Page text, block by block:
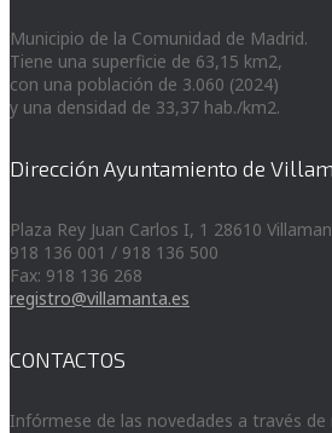
Municipio de la Comunidad de Madrid.
Tiene una superficie de 63,15 km2,
con una población de 3.060 (2024)
y una densidad de 33,37 hab./km2.
Dirección Ayuntamiento de
Plaza Rey Juan Carlos I, 1 28610
918 136 001 / 918 136 500
Fax: 918 136 268
registro@villamanta.es
CONTACTOS
Infórmese de las novedades a través de